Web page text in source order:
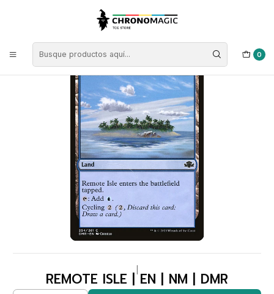
0
Singles de Magic: The Gathering
Remote Isle | EN | NM | DMR
REMOTE ISLE | EN | NM | DMR